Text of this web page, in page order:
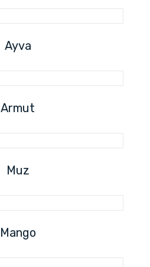
Ayva
Armut
Muz
Mango